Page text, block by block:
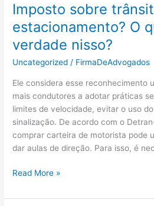
Imposto sobre
estacionamento? O
verdade nisso?
Uncategorized / FirmaDeAdvogados
Ele considera esse reconhecimento
mais condutores a adotar práticas
limites de velocidade, evitar o uso
sinalização. De acordo com o
comprar carteira de motorista pode
dar aulas de direção. Para isso, é
Imposto
trânsito
Read More »